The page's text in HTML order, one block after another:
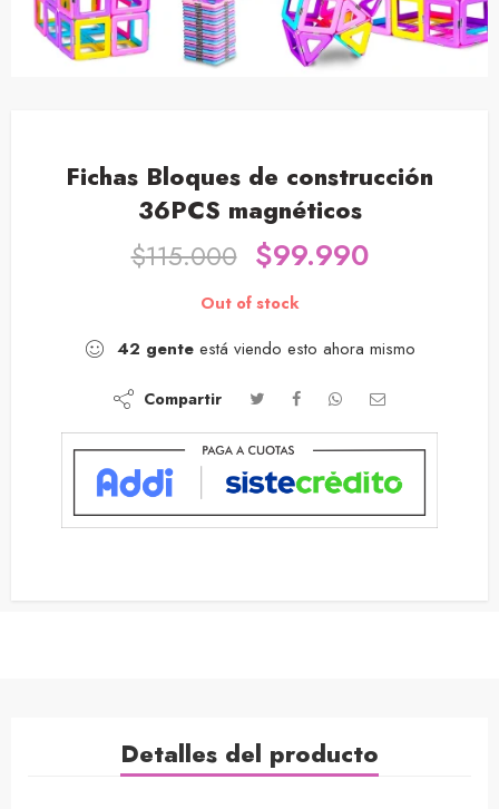
Fichas Bloques de construcción
36PCS magnéticos
$115.000 $99.990
Out of stock
42 gente está viendo esto ahora mismo
Compartir
Detalles del producto